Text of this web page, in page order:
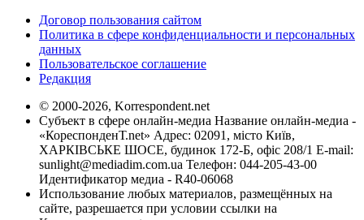
Договор пользования сайтом
Политика в сфере конфиденциальности и персональных
данных
Пользовательское соглашение
Редакция
© 2000-2026, Korrespondent.net
Субъект в сфере онлайн-медиа Название онлайн-медиа -
«КореспонденТ.net» Адрес: 02091, місто Київ,
ХАРКІВСЬКЕ ШОСЕ, будинок 172-Б, офіс 208/1 E-mail:
sunlight@mediadim.com.ua Телефон: 044-205-43-00
Идентификатор медиа - R40-06068
Использование любых материалов, размещённых на
сайте, разрешается при условии ссылки на